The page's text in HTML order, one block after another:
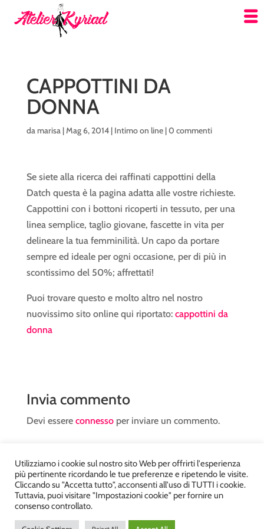
CAPPOTTINI DA
DONNA
damarisa|Mag 6, 2014| Intimo on line|0 commenti
Se siete alla ricerca dei raffinati cappottini della
Datch questa è la pagina adatta alle vostre richieste.
Cappottini con i bottoni ricoperti in tessuto, per una
linea semplice, taglio giovane, fascette in vita per
delineare la tua femminilità. Un capo da portare
sempre ed ideale per ogni occasione, per di più in
scontissimo del 50%; affrettati!
Puoi trovare questo e molto altro nel nostro
nuovissimo sito online qui riportato: cappottini da
donna
Invia commento
Devi essere connessoper inviare un commento.
Atelier Kyriad da Mary – via Carducci, 12 – Chiavenna –
Sondrio P.Iva 00812910149 – Tel. 0343 36560 – Sito
Utilizziamo i cookie sul nostro sito Web per offrirti l'esperienza
più pertinente ricordando le tue preferenze e ripetendo le visite.
Cliccando su "Accetta tutto", acconsenti all'uso di TUTTI i cookie.
Tuttavia, puoi visitare "Impostazioni cookie" per fornire un
consenso controllato.